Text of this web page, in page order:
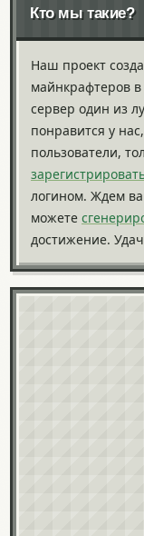
Кто мы такие?
Наш проект
майнкрафтеров
сервер один из
понравится у
пользователи,
логином. Ждем
можете
достижение.